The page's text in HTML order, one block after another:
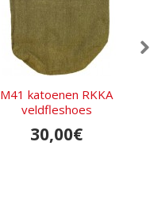
M41 katoenen RKKA
veldfleshoes
30,00€